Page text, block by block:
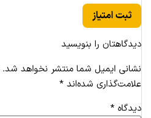
ثبت امتیاز
دیدگاهتان را بنویسید
نشانی ایمیل شما منتشر نخواهد شد.
علامت‌گذاری شده‌اند *
دیدگاه *